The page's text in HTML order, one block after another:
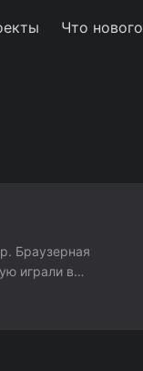
Что нового
Браузерная
играли в
У каждого